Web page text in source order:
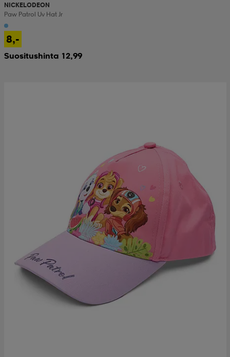
NICKELODEON
Paw Patrol Uv Hat Jr
8,-
Suositushinta 12,99